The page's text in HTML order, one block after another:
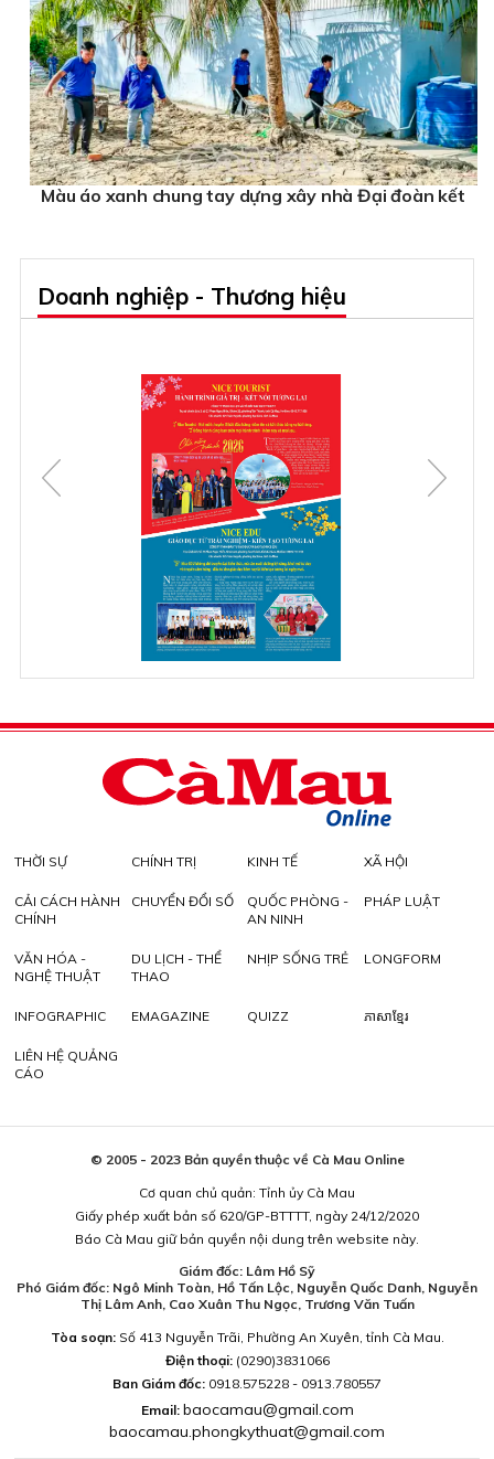
Màu áo xanh chung tay dựng xây nhà Đại đoàn kết
Doanh nghiệp - Thương hiệu
THỜI SỰ CHÍNH TRỊ KINH TẾ XÃ HỘI
CẢI CÁCH HÀNH
CHÍNH
CHUYỂN ĐỔI SỐ
QUỐC PHÒNG -
AN NINH
PHÁP LUẬT
VĂN HÓA -
NGHỆ THUẬT
DU LỊCH - THỂ
THAO
NHỊP SỐNG TRẺ LONGFORM
INFOGRAPHIC EMAGAZINE QUIZZ ភាសាខ្មែរ
LIÊN HỆ QUẢNG
CÁO
© 2005 - 2023 Bản quyền thuộc về Cà Mau Online
Cơ quan chủ quản: Tỉnh ủy Cà Mau
Giấy phép xuất bản số 620/GP-BTTTT, ngày 24/12/2020
Báo Cà Mau giữ bản quyền nội dung trên website này.
Giám đốc: Lâm Hồ Sỹ
Phó Giám đốc: Ngô Minh Toàn, Hồ Tấn Lộc, Nguyễn Quốc Danh, Nguyễn
Thị Lâm Anh, Cao Xuân Thu Ngọc, Trương Văn Tuấn
Tòa soạn:Số 413 Nguyễn Trãi, Phường An Xuyên, tỉnh Cà Mau.
Điện thoại: (0290)3831066
Ban Giám đốc: 0918.575228 - 0913.780557
Email: baocamau@gmail.com
baocamau.phongkythuat@gmail.com